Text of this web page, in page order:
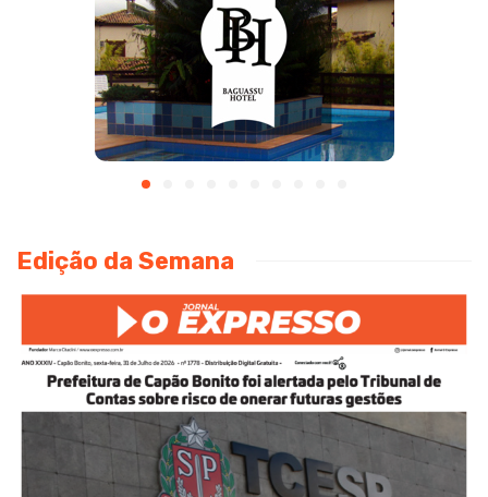
Edição da Semana